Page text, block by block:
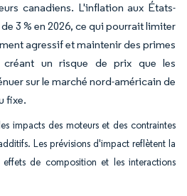
canadiens. L'inflation aux États-
3 % en 2026, ce qui pourrait limiter
agressif et maintenir des primes
créant un risque de prix que les
sur le marché nord-américain de
fixe.
impacts des moteurs et des contraintes
Les prévisions d'impact reflètent la
de composition et les interactions